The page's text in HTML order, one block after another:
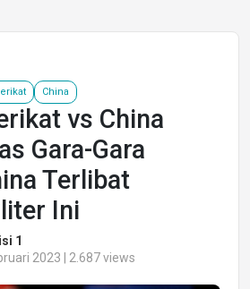
China
vs China
Gara-Gara
Terlibat
Ini
1
2023 | 2.687 views